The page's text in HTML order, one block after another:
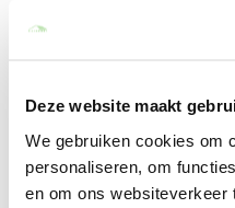
Deze website maakt
We gebruiken cookies om
personaliseren, om
en om ons websiteverkeer